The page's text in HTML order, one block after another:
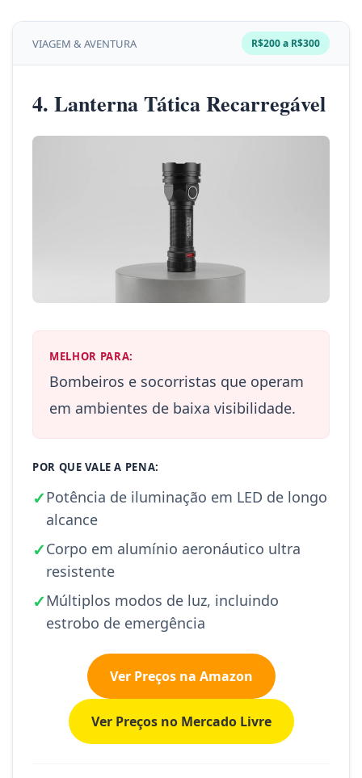
VIAGEM & AVENTURA R$200 a R$300
4. Lanterna Tática Recarregável
MELHOR PARA:
Bombeiros e socorristas que operam
em ambientes de baixa visibilidade.
POR QUE VALE A PENA:
✓Potência de iluminação em LED de longo
alcance
✓Corpo em alumínio aeronáutico ultra
resistente
✓Múltiplos modos de luz, incluindo
estrobo de emergência
Ver Preços na Amazon
Ver Preços no Mercado Livre